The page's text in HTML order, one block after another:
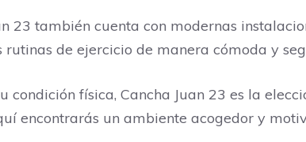
23 también cuenta con modernas
de ejercicio de manera cómoda y
física, Cancha Juan 23 es la
encontrarás un ambiente acogedor y